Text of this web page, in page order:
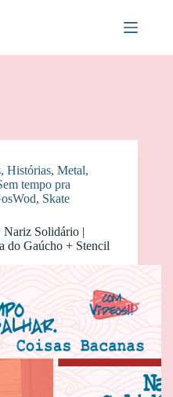
, Histórias, Metal,
tempo pra
, Skate
Nariz Solidário |
do Gaúcho + Stencil